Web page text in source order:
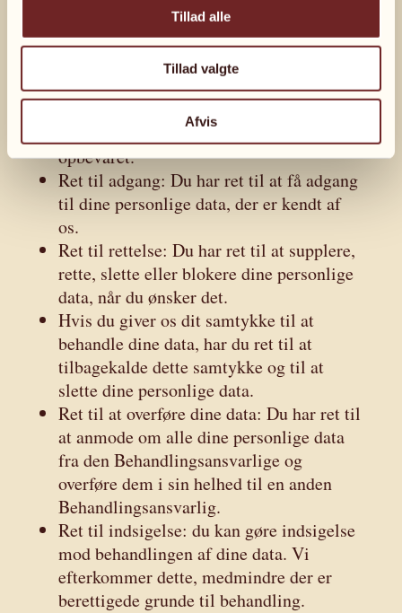
Tillad alle
Tillad valgte
Afvis
Du har følgende rettigheder med hensyn til
dine personlige data:
Du har ret til at vide, hvorfor dine
personlige data er nødvendige, hvad der
vil ske med dem, og hvor længe de bliver
opbevaret.
Ret til adgang: Du har ret til at få adgang
til dine personlige data, der er kendt af
os.
Ret til rettelse: Du har ret til at supplere,
rette, slette eller blokere dine personlige
data, når du ønsker det.
Hvis du giver os dit samtykke til at
behandle dine data, har du ret til at
tilbagekalde dette samtykke og til at
slette dine personlige data.
Ret til at overføre dine data: Du har ret til
at anmode om alle dine personlige data
fra den Behandlingsansvarlige og
overføre dem i sin helhed til en anden
Behandlingsansvarlig.
Ret til indsigelse: du kan gøre indsigelse
mod behandlingen af ​​dine data. Vi
efterkommer dette, medmindre der er
berettigede grunde til behandling.